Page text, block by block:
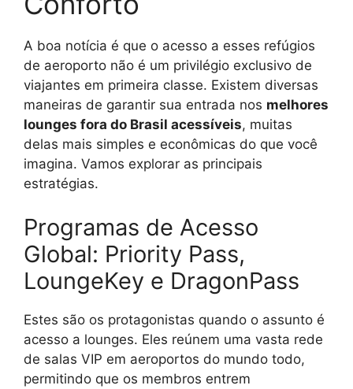
A boa notícia é que o acesso a esses refúgios
de aeroporto não é um privilégio exclusivo de
viajantes em primeira classe. Existem diversas
maneiras de garantir sua entrada nos melhores
lounges fora do Brasil acessíveis, muitas
delas mais simples e econômicas do que você
imagina. Vamos explorar as principais
estratégias.
Programas de Acesso
Global: Priority Pass,
LoungeKey e DragonPass
Estes são os protagonistas quando o assunto é
acesso a lounges. Eles reúnem uma vasta rede
de salas VIP em aeroportos do mundo todo,
permitindo que os membros entrem